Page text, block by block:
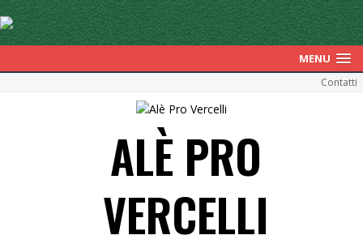
MENU
Contatti
ALÈ PRO
VERCELLI